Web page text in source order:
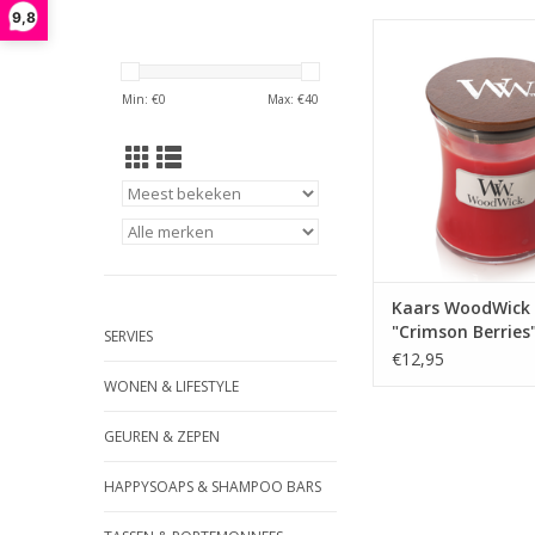
9,8
Min: €0 Max: €40
SERVIES
WONEN & LIFESTYLE
GEUREN & ZEPEN
HAPPYSOAPS & SHAMPOO BARS
wintergeur.
Sappige bessen
vermengd met
vleugen
TOEVOEGEN AAN
Kaars WoodWick
"Crimson
WoodWick
€12,95